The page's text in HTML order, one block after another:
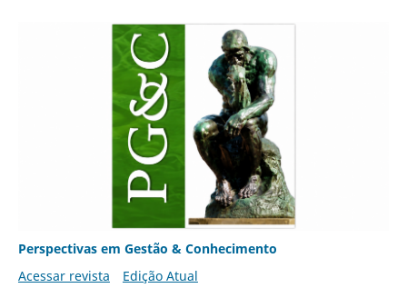
Perspectivas em Gestão & Conhecimento
Acessar revista
Edição Atual